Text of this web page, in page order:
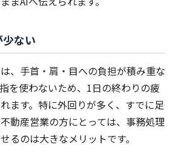
ない
、手首・肩・目への負担が積み重な
を使わないため、1日の終わりの疲
ます。特に外回りが多く、すでに足
動産営業の方にとっては、事務処理
るのは大きなメリットです。